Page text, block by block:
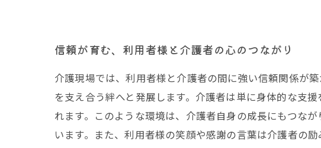
信頼が育む、利用者様と介護者の心のつながり
介護現場では、利用者様と介護者の間に強い信頼関係が
を支え合う絆へと発展します。介護者は単に身体的な支
れます。このような環境は、介護者自身の成長にもつな
います。また、利用者様の笑顔や感謝の言葉は介護者の